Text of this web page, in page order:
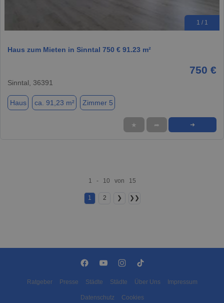
1 / 1
Haus zum Mieten in Sinntal 750 € 91.23 m²
750 €
Sinntal, 36391
Haus ca. 91,23 m² Zimmer 5
★ ➦ ➜
1 - 10 von 15
1 2 ❯ ❯❯
Ratgeber Presse Städte Städte Über Uns Impressum
Datenschutz Cookies